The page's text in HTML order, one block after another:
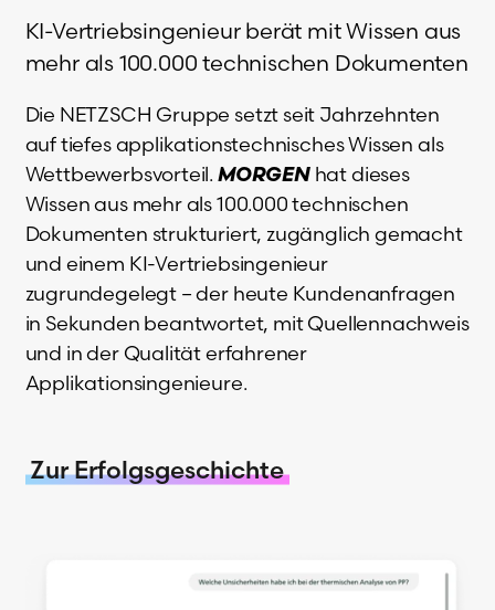
KI-Vertriebsingenieur berät mit Wissen aus
mehr als 100.000 technischen Dokumenten
Die NETZSCH Gruppe setzt seit Jahrzehnten
auf tiefes applikationstechnisches Wissen als
Wettbewerbsvorteil. MORGENhat dieses
Wissen aus mehr als 100.000 technischen
Dokumenten strukturiert, zugänglich gemacht
und einem KI-Vertriebsingenieur
zugrundegelegt – der heute Kundenanfragen
in Sekunden beantwortet, mit Quellennachweis
und in der Qualität erfahrener
Applikationsingenieure.
Zur Erfolgsgeschichte